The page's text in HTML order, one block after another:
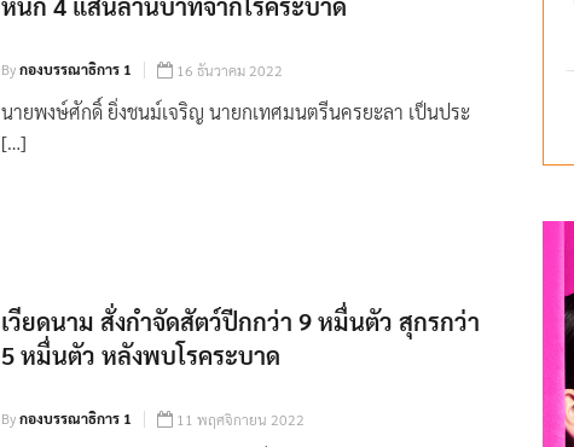
หนัก 4 แสนล้านบาทจากโรคระบาด
Byกองบรรณาธิการ 1 16 ธันวาคม 2022
นายพงษ์ศักดิ์ ยิ่งชนม์เจริญ นายกเทศมนตรีนครยะลา เป็นประ
[…]
เวียดนาม สั่งกำจัดสัตว์ปีกกว่า 9 หมื่นตัว สุกรกว่า
5 หมื่นตัว หลังพบโรคระบาด
Byกองบรรณาธิการ 1 11 พฤศจิกายน 2022